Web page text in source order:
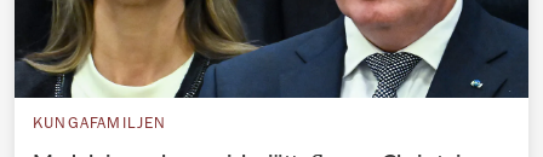
KUNGAFAMILJEN